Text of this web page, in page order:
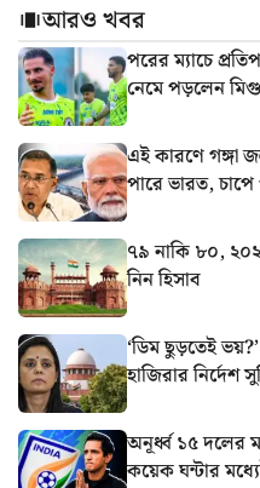
আরও খবর
পরের ম্যাচে
নেমে পড়লেন
এই কারণে গঙ্গা
পারে ভারত,
৭৯ নাকি ৮০,
নিন হিসাব
‘ডিম ছুড়তেই
হাজিরার নির্দেশ
অনূর্ধ্ব ১৫ দলের
কয়েক ঘন্টার